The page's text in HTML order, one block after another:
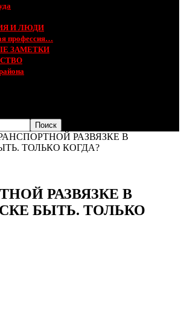
И ЛЮДИ
профессия…
ЗАМЕТКИ
РАЗВЯЗКЕ В
ТОЛЬКО КОГДА?
РАЗВЯЗКЕ В
БЫТЬ. ТОЛЬКО